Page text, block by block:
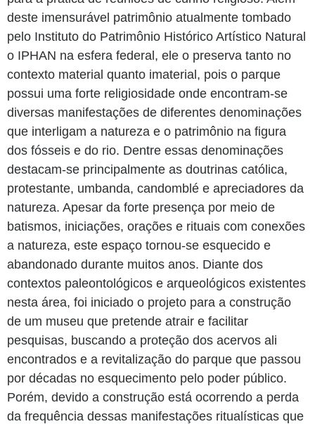
deste imensurável patrimônio atualmente tombado
pelo Instituto do Patrimônio Histórico Artístico Natural
o IPHAN na esfera federal, ele o preserva tanto no
contexto material quanto imaterial, pois o parque
possui uma forte religiosidade onde encontram-se
diversas manifestações de diferentes denominações
que interligam a natureza e o patrimônio na figura
dos fósseis e do rio. Dentre essas denominações
destacam-se principalmente as doutrinas católica,
protestante, umbanda, candomblé e apreciadores da
natureza. Apesar da forte presença por meio de
batismos, iniciações, orações e rituais com conexões
a natureza, este espaço tornou-se esquecido e
abandonado durante muitos anos. Diante dos
contextos paleontológicos e arqueológicos existentes
nesta área, foi iniciado o projeto para a construção
de um museu que pretende atrair e facilitar
pesquisas, buscando a proteção dos acervos ali
encontrados e a revitalização do parque que passou
por décadas no esquecimento pelo poder público.
Porém, devido a construção está ocorrendo a perda
da frequência dessas manifestações ritualísticas que